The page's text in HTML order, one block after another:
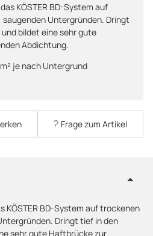
KÖSTER BD-System auf
Untergründen. Dringt
bildet eine sehr gute
Abdichtung.
je nach Untergrund
Frage zum Artikel
KÖSTER BD-System auf trockenen
Dringt tief in den
sehr gute Haftbrücke zur